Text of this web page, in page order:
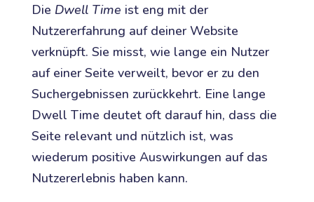
Die Dwell Time ist eng mit der
Nutzererfahrung auf deiner Website
verknüpft. Sie misst, wie lange ein Nutzer
auf einer Seite verweilt, bevor er zu den
Suchergebnissen zurückkehrt. Eine lange
Dwell Time deutet oft darauf hin, dass die
Seite relevant und nützlich ist, was
wiederum positive Auswirkungen auf das
Nutzererlebnis haben kann.